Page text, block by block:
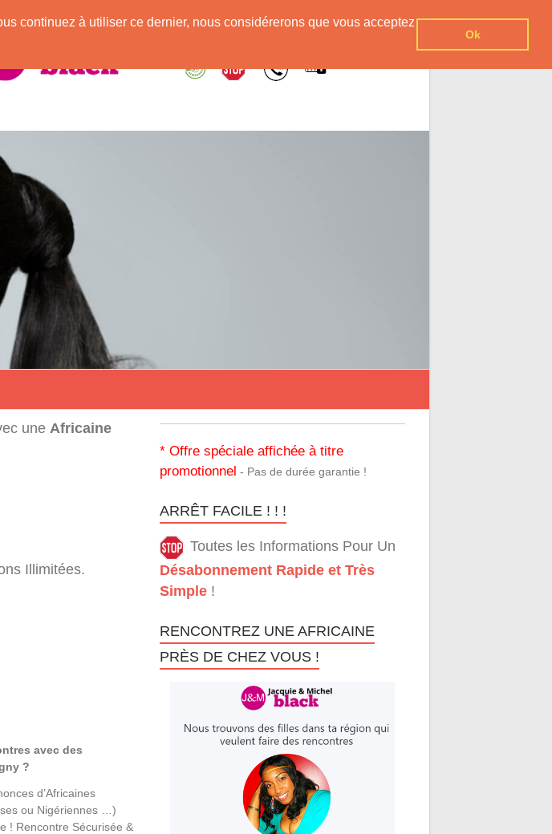
continuez à utiliser ce dernier, nous considérerons que vous acceptez
Ok
une Africaine
Illimitées.
avec des
?
d’Africaines
ou Nigériennes …)
! Rencontre Sécurisée &
* Offre spéciale affichée à titre
promotionnel - Pas de durée garantie !
ARRÊT FACILE ! ! !
Toutes les Informations Pour Un
Désabonnement Rapide et Très
Simple !
RENCONTREZ UNE AFRICAINE
PRÈS DE CHEZ VOUS !